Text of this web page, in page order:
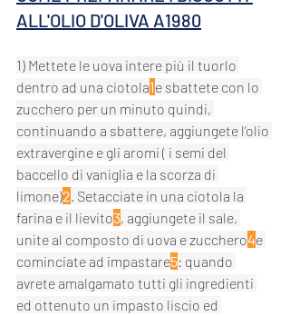
ALL'OLIO D'OLIVA A1980
1) Mettete le uova intere più il tuorlo
dentro ad una ciotola1e sbattete con lo
zucchero per un minuto quindi,
continuando a sbattere, aggiungete l’olio
extravergine e gli aromi ( i semi del
baccello di vaniglia e la scorza di
limone)2 . Setacciate in una ciotola la
farina e il lievito3, aggiungete il sale,
unite al composto di uova e zucchero4e
cominciate ad impastare5: quando
avrete amalgamato tutti gli ingredienti
ed ottenuto un impasto liscio ed